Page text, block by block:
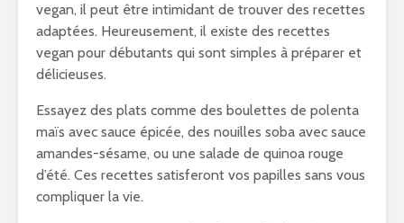
vegan, il peut être intimidant de trouver des recettes
adaptées. Heureusement, il existe des recettes
vegan pour débutants qui sont simples à préparer et
délicieuses.
Essayez des plats comme des boulettes de polenta
maïs avec sauce épicée, des nouilles soba avec sauce
amandes-sésame, ou une salade de quinoa rouge
d’été. Ces recettes satisferont vos papilles sans vous
compliquer la vie.